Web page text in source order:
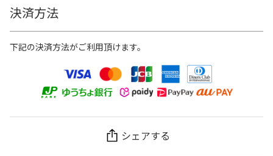
決済方法
下記の決済方法がご利用頂けます。
シェアする